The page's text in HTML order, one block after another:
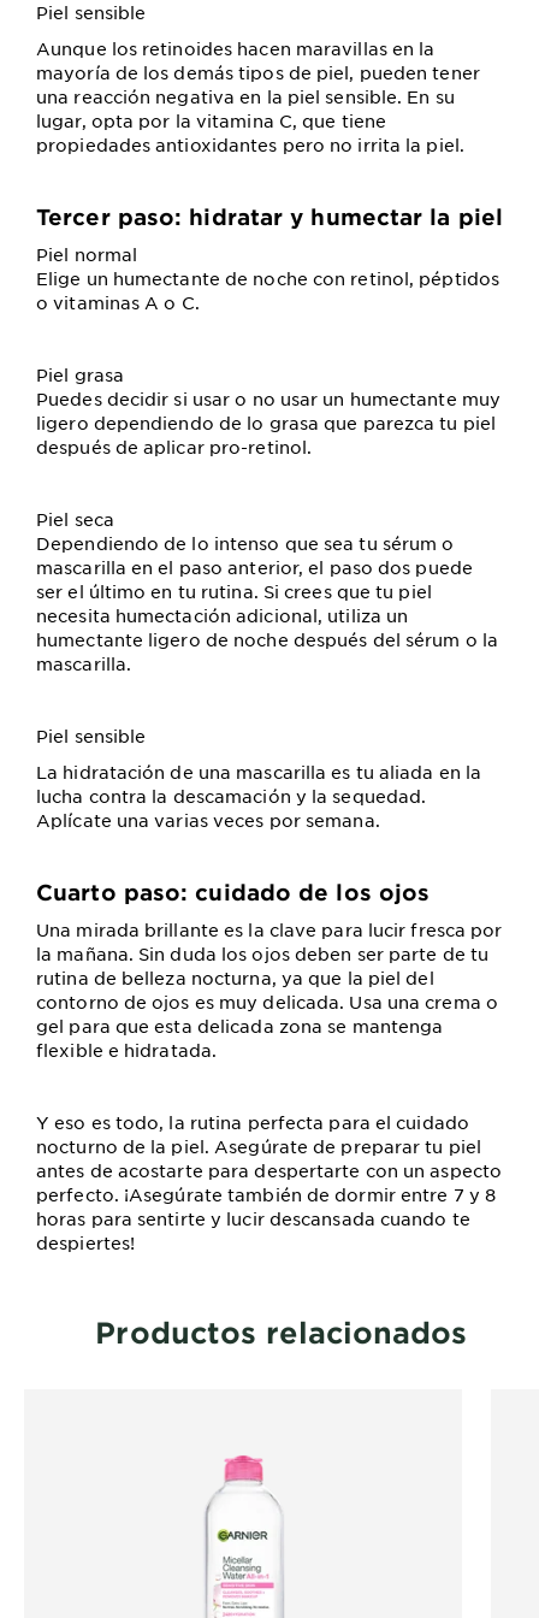
Piel sensible
Aunque los retinoides hacen maravillas en la
mayoría de los demás tipos de piel, pueden tener
una reacción negativa en la piel sensible. En su
lugar, opta por la vitamina C, que tiene
propiedades antioxidantes pero no irrita la piel.
Tercer paso: hidratar y humectar la piel
Piel normal
Elige un humectante de noche con retinol, péptidos
o vitaminas A o C.
Piel grasa
Puedes decidir si usar o no usar un humectante muy
ligero dependiendo de lo grasa que parezca tu piel
después de aplicar pro-retinol.
Piel seca
Dependiendo de lo intenso que sea tu sérum o
mascarilla en el paso anterior, el paso dos puede
ser el último en tu rutina. Si crees que tu piel
necesita humectación adicional, utiliza un
humectante ligero de noche después del sérum o la
mascarilla.
Piel sensible
La hidratación de una mascarilla es tu aliada en la
lucha contra la descamación y la sequedad.
Aplícate una varias veces por semana.
Cuarto paso: cuidado de los ojos
Una mirada brillante es la clave para lucir fresca por
la mañana. Sin duda los ojos deben ser parte de tu
rutina de belleza nocturna, ya que la piel del
contorno de ojos es muy delicada. Usa una crema o
gel para que esta delicada zona se mantenga
flexible e hidratada.
Y eso es todo, la rutina perfecta para el cuidado
nocturno de la piel. Asegúrate de preparar tu piel
antes de acostarte para despertarte con un aspecto
perfecto. ¡Asegúrate también de dormir entre 7 y 8
horas para sentirte y lucir descansada cuando te
despiertes!
Productos relacionados